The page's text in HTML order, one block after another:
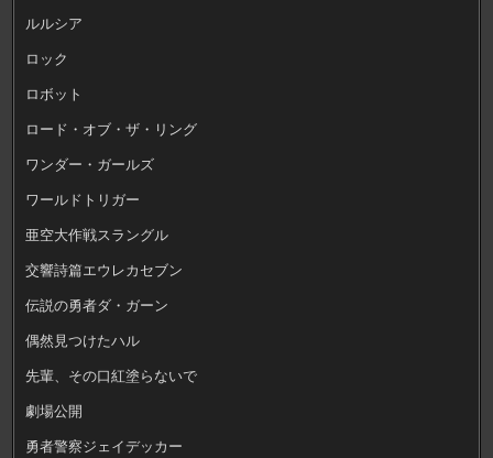
ルルシア
ロック
ロボット
ロード・オブ・ザ・リング
ワンダー・ガールズ
ワールドトリガー
亜空大作戦スラングル
交響詩篇エウレカセブン
伝説の勇者ダ・ガーン
偶然見つけたハル
先輩、その口紅塗らないで
劇場公開
勇者警察ジェイデッカー